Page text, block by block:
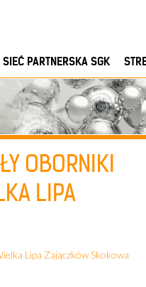
SIEĆ PARTNERSKA SGK
OBORNIKI
LIPA
Lipa Zajączków Skokowa